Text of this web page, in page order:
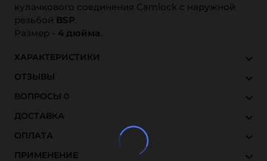
кулачкового соединения Camlock с наружной
резьбой BSP.
Размер - 4 дюйма.
ХАРАКТЕРИСТИКИ
ОТЗЫВЫ
ВОПРОСЫ 0
ДОСТАВКА
ОПЛАТА
ПРИМЕНЕНИЕ